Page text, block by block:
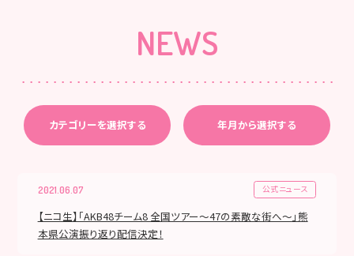
NEWS
カテゴリーを選択する 年月から選択する
2021.06.07 公式ニュース
【ニコ生】「AKB48チーム8 全国ツアー～47の素敵な街へ～」熊
本県公演振り返り配信決定！